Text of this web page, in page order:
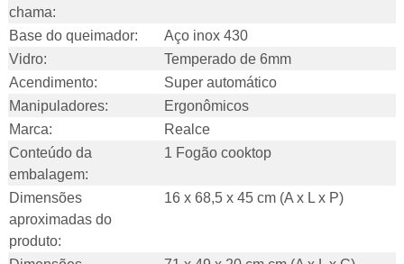
chama:
Base do queimador:
Aço inox 430
Vidro:
Temperado de 6mm
Acendimento:
Super automático
Manipuladores:
Ergonômicos
Marca:
Realce
Conteúdo da
embalagem:
1 Fogão cooktop
Dimensões
aproximadas do
produto:
16 x 68,5 x 45 cm (A x L x P)